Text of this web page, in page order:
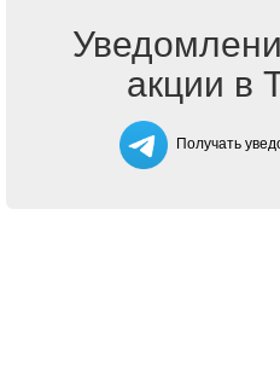
акции в
Получать